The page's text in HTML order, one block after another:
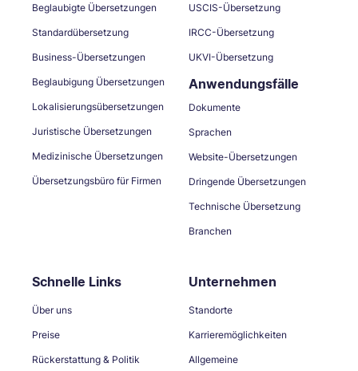
Beglaubigte Übersetzungen
Standardübersetzung
Business-Übersetzungen
Beglaubigung Übersetzungen
Lokalisierungsübersetzungen
Juristische Übersetzungen
Medizinische Übersetzungen
Übersetzungsbüro für Firmen
USCIS-Übersetzung
IRCC-Übersetzung
UKVI-Übersetzung
Anwendungsfälle
Dokumente
Sprachen
Website-Übersetzungen
Dringende Übersetzungen
Technische Übersetzung
Branchen
Schnelle Links
Über uns
Preise
Rückerstattung & Politik
Unternehmen
Standorte
Karrieremöglichkeiten
Allgemeine